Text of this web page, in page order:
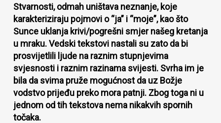
Stvarnosti, odmah uništava neznanje, koje
karakteriziraju pojmovi o “ja” i “moje”, kao što
Sunce uklanja krivi/pogrešni smjer našeg kretanja
u mraku. Vedski tekstovi nastali su zato da bi
prosvijetlili ljude na raznim stupnjevima
svjesnosti i raznim razinama svijesti. Svrha im je
bila da svima pruže mogućnost da uz Božje
vodstvo prijeđu preko mora patnji. Zbog toga ni u
jednom od tih tekstova nema nikakvih spornih
točaka.